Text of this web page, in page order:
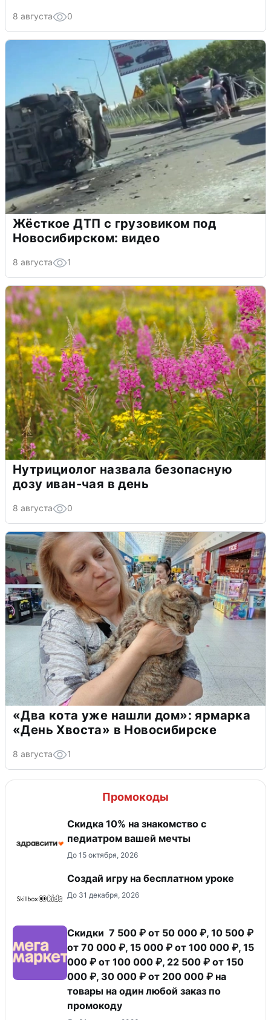
8 августа 0
Жёсткое ДТП с грузовиком под
Новосибирском: видео
8 августа 1
Нутрициолог назвала безопасную
дозу иван-чая в день
8 августа 0
«Два кота уже нашли дом»: ярмарка
«День Хвоста» в Новосибирске
8 августа 1
Промокоды
Скидка 10% на знакомство с
педиатром вашей мечты
До 15 октября, 2026
Создай игру на бесплатном уроке
До 31 декабря, 2026
Скидки 7 500 ₽ от 50 000 ₽, 10 500 ₽
от 70 000 ₽, 15 000 ₽ от 100 000 ₽, 15
000 ₽ от 100 000 ₽, 22 500 ₽ от 150
000 ₽, 30 000 ₽ от 200 000 ₽ на
товары на один любой заказ по
промокоду